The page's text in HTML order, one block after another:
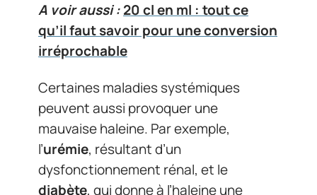
A voir aussi :20 cl en ml : tout ce
qu’il faut savoir pour une conversion
irréprochable
Certaines maladies systémiques
peuvent aussi provoquer une
mauvaise haleine. Par exemple,
l’urémie, résultant d’un
dysfonctionnement rénal, et le
diabète, qui donne à l’haleine une